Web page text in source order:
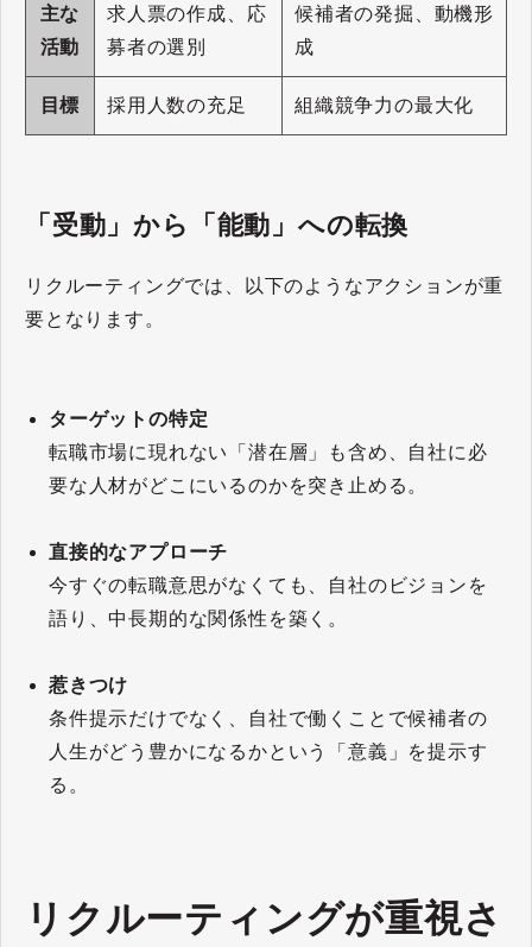
主な
活動
求人票の作成、応
募者の選別
候補者の発掘、動機形
成
目標 採用人数の充足 組織競争力の最大化
「受動」から「能動」への転換
リクルーティングでは、以下のようなアクションが重
要となります。
ターゲットの特定
転職市場に現れない「潜在層」も含め、自社に必
要な人材がどこにいるのかを突き止める。
直接的なアプローチ
今すぐの転職意思がなくても、自社のビジョンを
語り、中長期的な関係性を築く。
惹きつけ
条件提示だけでなく、自社で働くことで候補者の
人生がどう豊かになるかという「意義」を提示す
る。
リクルーティングが重視さ